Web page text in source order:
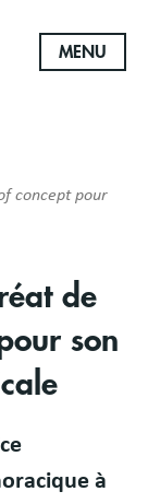
MENU
concept pour
de
son
à